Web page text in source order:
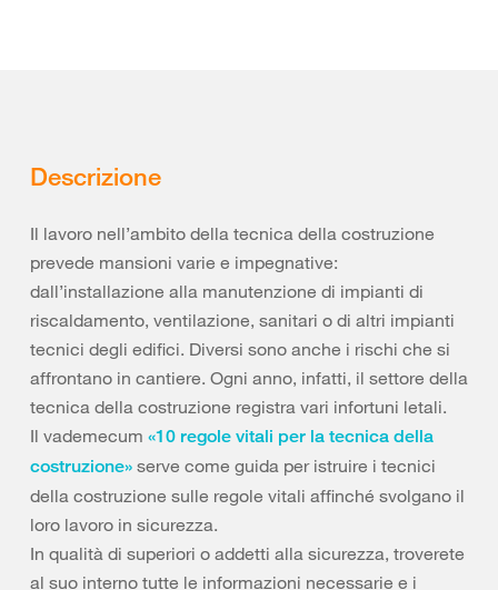
Descrizione
Il lavoro nell’ambito della tecnica della costruzione
prevede mansioni varie e impegnative:
dall’installazione alla manutenzione di impianti di
riscaldamento, ventilazione, sanitari o di altri impianti
tecnici degli edifici. Diversi sono anche i rischi che si
affrontano in cantiere. Ogni anno, infatti, il settore della
tecnica della costruzione registra vari infortuni letali.
Il vademecum «10 regole vitali per la tecnica della
costruzione» serve come guida per istruire i tecnici
della costruzione sulle regole vitali affinché svolgano il
loro lavoro in sicurezza.
In qualità di superiori o addetti alla sicurezza, troverete
al suo interno tutte le informazioni necessarie e i